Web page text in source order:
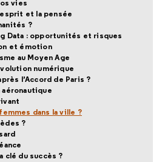
vies
et la pensée
?
Data : opportunités et risques
et émotion
au Moyen Age
numérique
l’Accord de Paris ?
dans la ville ?
?
clé du succès ?